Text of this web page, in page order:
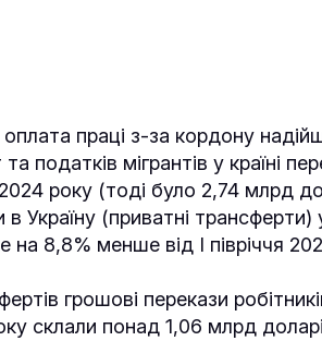
оплата праці з-за кордону
податків мігрантів у країні
року (тоді було 2,74 млрд
Україну (приватні трансферти) у
8,8% менше від І півріччя
грошові перекази
склали понад 1,06 млрд